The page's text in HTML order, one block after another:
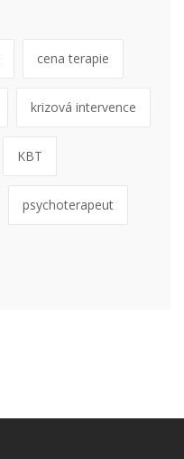
cena terapie
krizová intervence
KBT
psychoterapeut